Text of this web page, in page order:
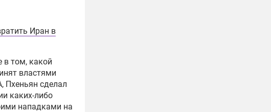
Иран в
в том, какой
властями
Пхеньян сделал
каких-либо
нападками на